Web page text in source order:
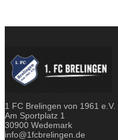
1 FC Brelingen von 1961 e.V.
Am Sportplatz 1
30900 Wedemark
info@1fcbrelingen.de